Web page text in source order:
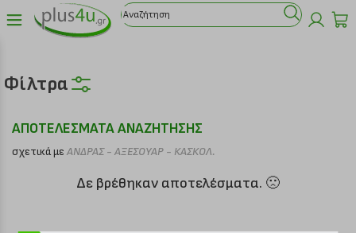
Φίλτρα
ΑΠΟΤΕΛΕΣΜΑΤΑ ΑΝΑΖΗΤΗΣΗΣ
σχετικά με ΑΝΔΡΑΣ - ΑΞΕΣΟΥΑΡ - ΚΑΣΚΟΛ.
Δε βρέθηκαν αποτελέσματα. 🙁